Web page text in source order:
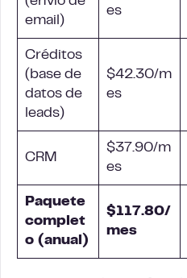
email)
es
Créditos
( base de
datos de
leads)
$42.30/m
es
CRM
$37.90/m
es
Paquete
complet
o (anual)
$117.80/
mes